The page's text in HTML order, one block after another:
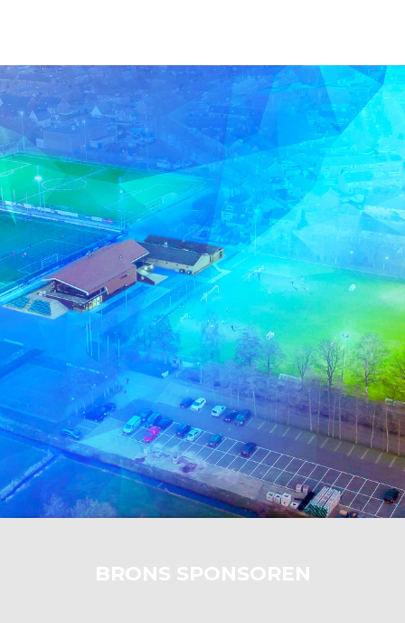
BRONS SPONSOREN